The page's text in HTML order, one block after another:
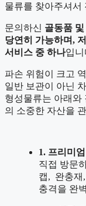
물류를 찾아주셔서
문의하신 골동품
당연히 가능하며,
서비스 중 하나입니
파손 위험이 크고
일반 보관이 아닌
형성물류는 아래와
의 소중한 자산을
1. 프리미
직접 방문
캡, 완충재
충격을 완